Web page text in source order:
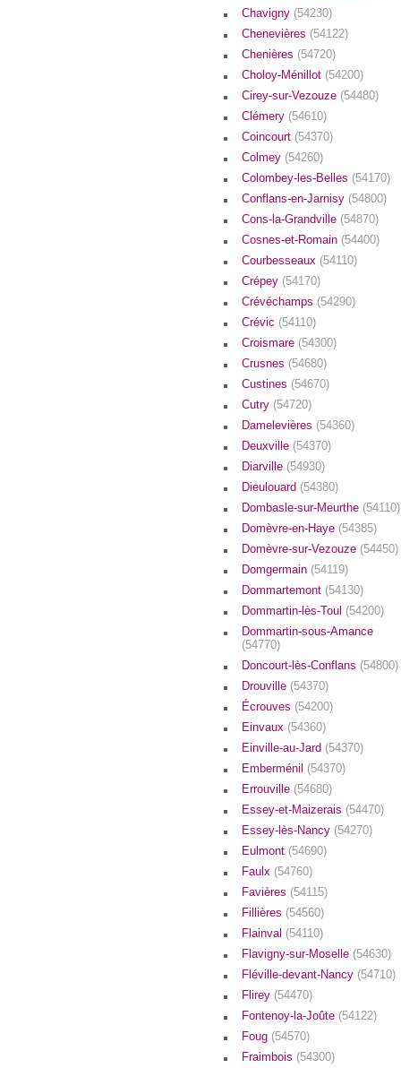
Chavigny (54230)
Chenevières (54122)
Chenières (54720)
Choloy-Ménillot (54200)
Cirey-sur-Vezouze (54480)
Clémery (54610)
Coincourt (54370)
Colmey (54260)
Colombey-les-Belles (54170)
Conflans-en-Jarnisy (54800)
Cons-la-Grandville (54870)
Cosnes-et-Romain (54400)
Courbesseaux (54110)
Crépey (54170)
Crévéchamps (54290)
Crévic (54110)
Croismare (54300)
Crusnes (54680)
Custines (54670)
Cutry (54720)
Damelevières (54360)
Deuxville (54370)
Diarville (54930)
Dieulouard (54380)
Dombasle-sur-Meurthe (54110)
Domèvre-en-Haye (54385)
Domèvre-sur-Vezouze (54450)
Domgermain (54119)
Dommartemont (54130)
Dommartin-lès-Toul (54200)
Dommartin-sous-Amance
(54770)
Doncourt-lès-Conflans (54800)
Drouville (54370)
Écrouves (54200)
Einvaux (54360)
Einville-au-Jard (54370)
Emberménil (54370)
Errouville (54680)
Essey-et-Maizerais (54470)
Essey-lès-Nancy (54270)
Eulmont (54690)
Faulx (54760)
Favières (54115)
Fillières (54560)
Flainval (54110)
Flavigny-sur-Moselle (54630)
Fléville-devant-Nancy (54710)
Flirey (54470)
Fontenoy-la-Joûte (54122)
Foug (54570)
Fraimbois (54300)